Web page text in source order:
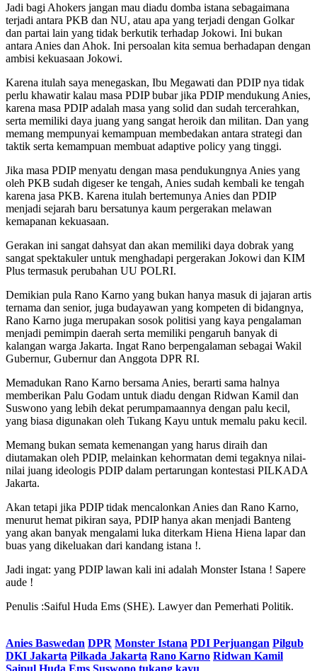
Jadi bagi Ahokers jangan mau diadu domba istana sebagaimana
terjadi antara PKB dan NU, atau apa yang terjadi dengan Golkar
dan partai lain yang tidak berkutik terhadap Jokowi. Ini bukan
antara Anies dan Ahok. Ini persoalan kita semua berhadapan dengan
ambisi kekuasaan Jokowi.
Karena itulah saya menegaskan, Ibu Megawati dan PDIP nya tidak
perlu khawatir kalau masa PDIP bubar jika PDIP mendukung Anies,
karena masa PDIP adalah masa yang solid dan sudah tercerahkan,
serta memiliki daya juang yang sangat heroik dan militan. Dan yang
memang mempunyai kemampuan membedakan antara strategi dan
taktik serta kemampuan membuat adaptive policy yang tinggi.
Jika masa PDIP menyatu dengan masa pendukungnya Anies yang
oleh PKB sudah digeser ke tengah, Anies sudah kembali ke tengah
karena jasa PKB. Karena itulah bertemunya Anies dan PDIP
menjadi sejarah baru bersatunya kaum pergerakan melawan
kemapanan kekuasaan.
Gerakan ini sangat dahsyat dan akan memiliki daya dobrak yang
sangat spektakuler untuk menghadapi pergerakan Jokowi dan KIM
Plus termasuk perubahan UU POLRI.
Demikian pula Rano Karno yang bukan hanya masuk di jajaran artis
ternama dan senior, juga budayawan yang kompeten di bidangnya,
Rano Karno juga merupakan sosok politisi yang kaya pengalaman
menjadi pemimpin daerah serta memiliki pengaruh banyak di
kalangan warga Jakarta. Ingat Rano berpengalaman sebagai Wakil
Gubernur, Gubernur dan Anggota DPR RI.
Memadukan Rano Karno bersama Anies, berarti sama halnya
memberikan Palu Godam untuk diadu dengan Ridwan Kamil dan
Suswono yang lebih dekat perumpamaannya dengan palu kecil,
yang biasa digunakan oleh Tukang Kayu untuk memalu paku kecil.
Memang bukan semata kemenangan yang harus diraih dan
diutamakan oleh PDIP, melainkan kehormatan demi tegaknya nilai-
nilai juang ideologis PDIP dalam pertarungan kontestasi PILKADA
Jakarta.
Akan tetapi jika PDIP tidak mencalonkan Anies dan Rano Karno,
menurut hemat pikiran saya, PDIP hanya akan menjadi Banteng
yang akan banyak mengalami luka diterkam Hiena Hiena lapar dan
buas yang dikeluakan dari kandang istana !.
Jadi ingat: yang PDIP lawan kali ini adalah Monster Istana ! Sapere
aude !
Penulis :Saiful Huda Ems (SHE). Lawyer dan Pemerhati Politik.
Anies Baswedan DPR Monster Istana PDI Perjuangan Pilgub
DKI Jakarta Pilkada Jakarta Rano Karno Ridwan Kamil
Saipul Huda Ems Suswono tukang kayu